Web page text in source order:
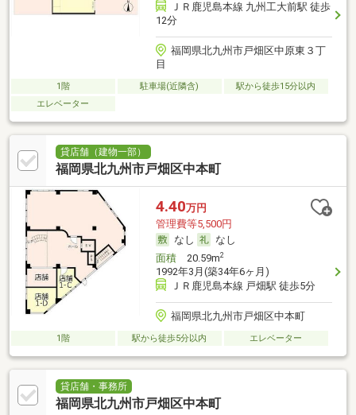
ＪＲ鹿児島本線 九州工大前駅 徒歩
12分
福岡県北九州市戸畑区中原東３丁
目
1階 駐車場(近隣含)
駅から徒歩15分以内
エレベーター
貸店舗（建物一部）
福岡県北九州市戸畑区中本町
4.40万円
管理費等5,500円
なし
なし
面積20.59m2
1992年3月(築34年6ヶ月)
ＪＲ鹿児島本線 戸畑駅 徒歩5分
福岡県北九州市戸畑区中本町
1階 駅から徒歩5分以内 エレベーター
貸店舗・事務所
福岡県北九州市戸畑区中本町